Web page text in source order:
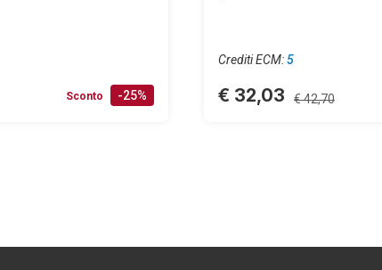
Sconto -25%
Crediti ECM:5
€ 32,03 € 42,70